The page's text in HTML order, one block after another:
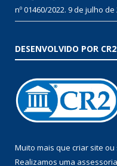
nº 01460/2022. 9 de julho de
DESENVOLVIDO POR CR2
Muito mais que criar site ou
Realizamos uma assessoria